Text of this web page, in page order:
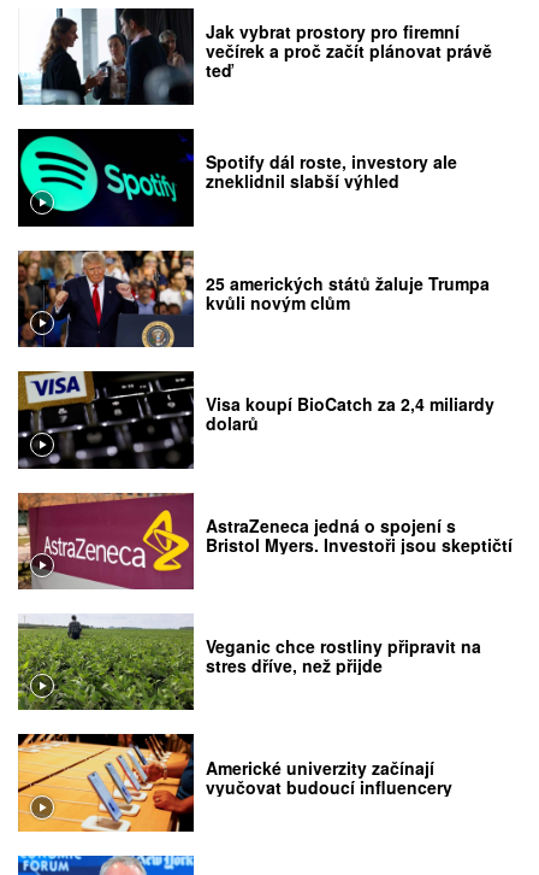
Jak vybrat prostory pro firemní
večírek a proč začít plánovat právě
teď
Spotify dál roste, investory ale
zneklidnil slabší výhled
25 amerických států žaluje Trumpa
kvůli novým clům
Visa koupí BioCatch za 2,4 miliardy
dolarů
AstraZeneca jedná o spojení s
Bristol Myers. Investoři jsou skeptičtí
Veganic chce rostliny připravit na
stres dříve, než přijde
Americké univerzity začínají
vyučovat budoucí influencery